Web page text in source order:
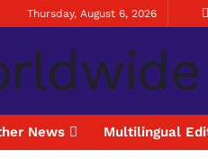
Thursday, August 6, 2026
News Multilingual